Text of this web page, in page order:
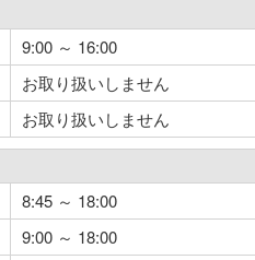
9:00 ～ 16:00
お取り扱いしません
お取り扱いしません
8:45 ～ 18:00
9:00 ～ 18:00